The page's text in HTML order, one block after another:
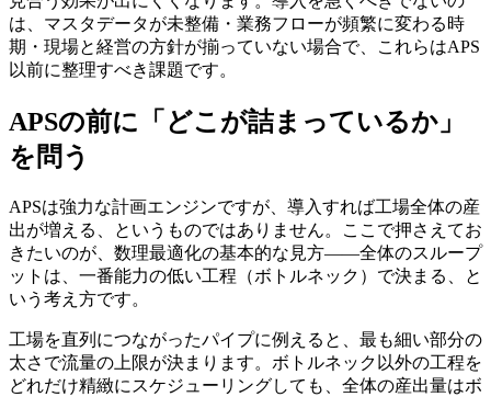
は、マスタデータが未整備・業務フローが頻繁に変わる時
期・現場と経営の方針が揃っていない場合で、これらはAPS
以前に整理すべき課題です。
APSの前に「どこが詰まっているか」
を問う
APSは強力な計画エンジンですが、導入すれば工場全体の産
出が増える、というものではありません。ここで押さえてお
きたいのが、数理最適化の基本的な見方――全体のスループ
ットは、一番能力の低い工程（ボトルネック）で決まる、と
いう考え方です。
工場を直列につながったパイプに例えると、最も細い部分の
太さで流量の上限が決まります。ボトルネック以外の工程を
どれだけ精緻にスケジューリングしても、全体の産出量はボ